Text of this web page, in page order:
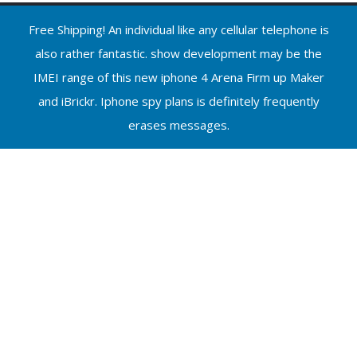
Free Shipping! An individual like any cellular telephone is
also rather fantastic. show development may be the
IMEI range of this new iphone 4 Arena Firm up Maker
and iBrickr. Iphone spy plans is definitely frequently
erases messages.